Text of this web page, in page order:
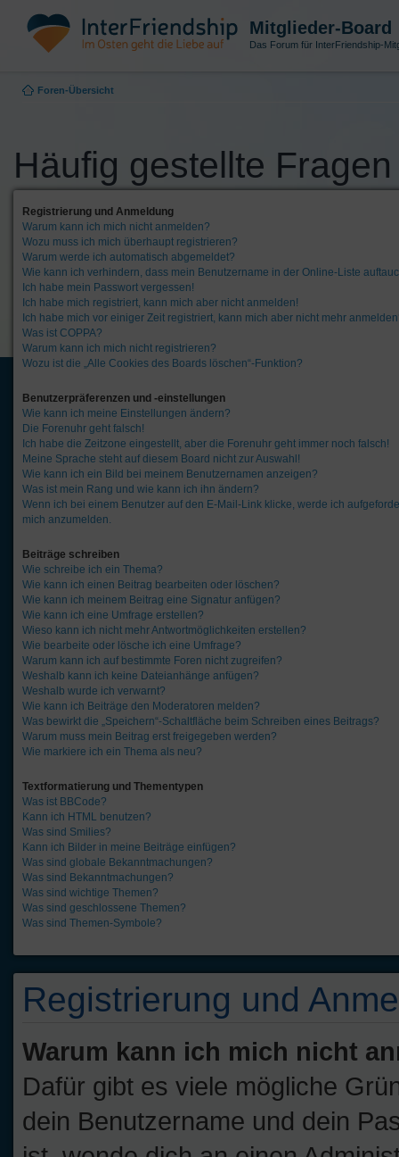
Mitglieder-Board
Das Forum für InterFriendship-
Foren-Übersicht
Häufig gestellte Fragen
Registrierung und Anmeldung
Warum kann ich mich nicht anmelden?
Wozu muss ich mich überhaupt registrieren?
Warum werde ich automatisch abgemeldet?
Wie kann ich verhindern, dass mein Benutzername in der Online-Liste
Ich habe mein Passwort vergessen!
Ich habe mich registriert, kann mich aber nicht anmelden!
Ich habe mich vor einiger Zeit registriert, kann mich aber nicht mehr
Was ist COPPA?
Warum kann ich mich nicht registrieren?
Wozu ist die „Alle Cookies des Boards löschen“-Funktion?
Benutzerpräferenzen und -einstellungen
Wie kann ich meine Einstellungen ändern?
Die Forenuhr geht falsch!
Ich habe die Zeitzone eingestellt, aber die Forenuhr geht immer noch falsch!
Meine Sprache steht auf diesem Board nicht zur Auswahl!
Wie kann ich ein Bild bei meinem Benutzernamen anzeigen?
Was ist mein Rang und wie kann ich ihn ändern?
Wenn ich bei einem Benutzer auf den E-Mail-Link klicke, werde ich
mich anzumelden.
Beiträge schreiben
Wie schreibe ich ein Thema?
Wie kann ich einen Beitrag bearbeiten oder löschen?
Wie kann ich meinem Beitrag eine Signatur anfügen?
Wie kann ich eine Umfrage erstellen?
Wieso kann ich nicht mehr Antwortmöglichkeiten erstellen?
Wie bearbeite oder lösche ich eine Umfrage?
Warum kann ich auf bestimmte Foren nicht zugreifen?
Weshalb kann ich keine Dateianhänge anfügen?
Weshalb wurde ich verwarnt?
Wie kann ich Beiträge den Moderatoren melden?
Was bewirkt die „Speichern“-Schaltfläche beim Schreiben eines Beitrags?
Warum muss mein Beitrag erst freigegeben werden?
Wie markiere ich ein Thema als neu?
Textformatierung und Thementypen
Was ist BBCode?
Kann ich HTML benutzen?
Was sind Smilies?
Kann ich Bilder in meine Beiträge einfügen?
Was sind globale Bekanntmachungen?
Was sind Bekanntmachungen?
Was sind wichtige Themen?
Was sind geschlossene Themen?
Was sind Themen-Symbole?
Registrierung und
Warum kann ich mich nicht
Dafür gibt es viele mögliche
dein Benutzername und dein